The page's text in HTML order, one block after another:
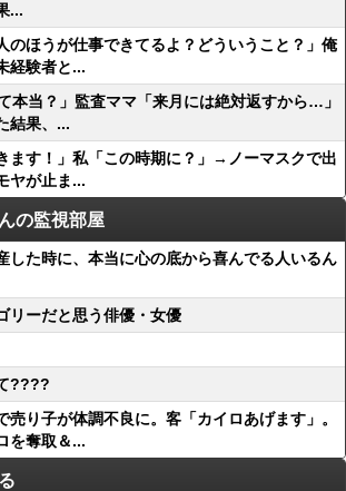
...
のほうが仕事できてるよ？どういうこと？」俺
経験者と...
本当？」監査ママ「来月には絶対返すから…」
結果、...
ます！」私「この時期に？」→ノーマスクで出
ヤが止ま...
の監視部屋
した時に、本当に心の底から喜んでる人いるん
リーだと思う俳優・女優
????
売り子が体調不良に。客「カイロあげます」。
を奪取＆...